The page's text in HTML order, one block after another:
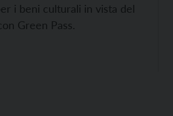
i beni culturali in vista del
Green Pass.